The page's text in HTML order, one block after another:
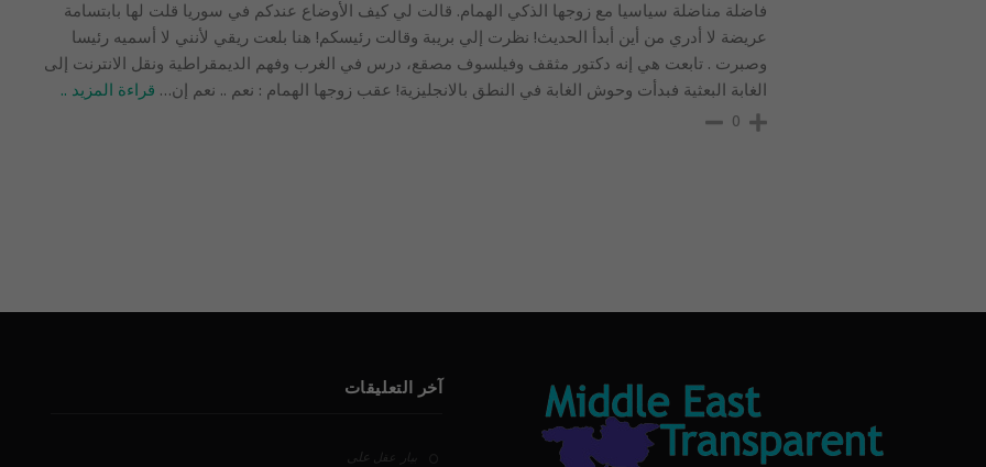
فاضلة مناضلة سياسيا مع زوجها الذكي الهمام. قالت لي كيف الأوضاع عندكم في سوريا قلت لها بابتسامة
عريضة لا أدري من أين أبدأ الحديث! نظرت إلي بريبة وقالت رئيسكم! هنا بلعت ريقي لأنني لا أسميه رئيسا
وصبرت . تابعت هي إنه دكتور مثقف وفيلسوف مصقع، درس في الغرب وفهم الديمقراطية ونقل الانترنت إلى
الغابة البعثية فبدأت وحوش الغابة في النطق بالانجليزية! عقب زوجها الهمام : نعم .. نعم إن… قراءة المزيد ..
0
آخر التعليقات
بيار عقل على